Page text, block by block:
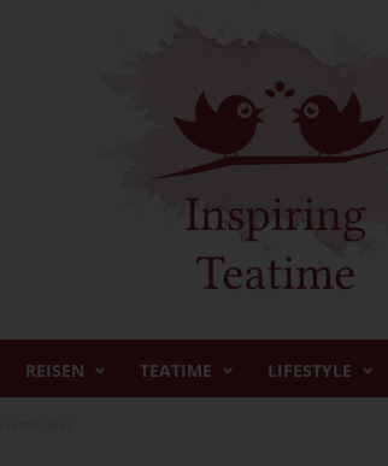
REISEN TEATIME LIFESTYLE